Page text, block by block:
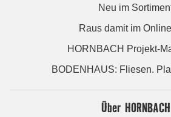
Neu im
Raus damit im
HORNBACH Projekt-
BODENHAUS: Fliesen.
Über HORNBACH